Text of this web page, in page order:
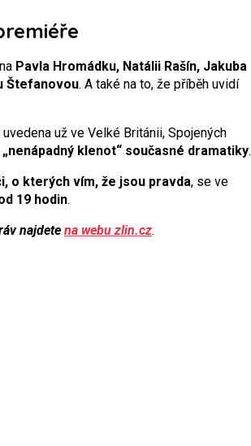
Pavla Hromádku, Natálii Rašín, Jakuba
Štefanovou. A také na to, že příběh uvidí
už ve Velké Británii, Spojených
„nenápadný klenot“ současné dramatiky.
o kterých vím, že jsou pravda, se ve
19 hodin.
najdete na webu zlin.cz.